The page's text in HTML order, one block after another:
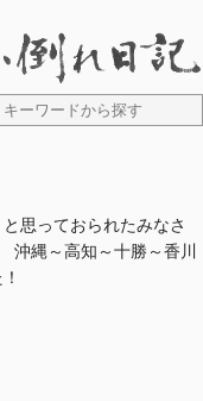
思っておられたみなさ
沖縄～高知～十勝～香川